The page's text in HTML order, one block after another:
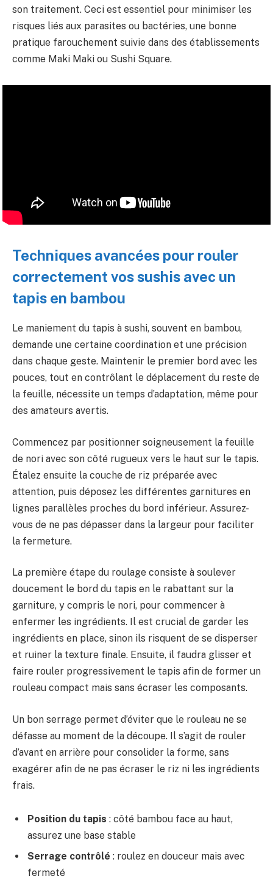
son traitement. Ceci est essentiel pour minimiser les
risques liés aux parasites ou bactéries, une bonne
pratique farouchement suivie dans des établissements
comme Maki Maki ou Sushi Square.
Techniques avancées pour rouler
correctement vos sushis avec un
tapis en bambou
Le maniement du tapis à sushi, souvent en bambou,
demande une certaine coordination et une précision
dans chaque geste. Maintenir le premier bord avec les
pouces, tout en contrôlant le déplacement du reste de
la feuille, nécessite un temps d’adaptation, même pour
des amateurs avertis.
Commencez par positionner soigneusement la feuille
de nori avec son côté rugueux vers le haut sur le tapis.
Étalez ensuite la couche de riz préparée avec
attention, puis déposez les différentes garnitures en
lignes parallèles proches du bord inférieur. Assurez-
vous de ne pas dépasser dans la largeur pour faciliter
la fermeture.
La première étape du roulage consiste à soulever
doucement le bord du tapis en le rabattant sur la
garniture, y compris le nori, pour commencer à
enfermer les ingrédients. Il est crucial de garder les
ingrédients en place, sinon ils risquent de se disperser
et ruiner la texture finale. Ensuite, il faudra glisser et
faire rouler progressivement le tapis afin de former un
rouleau compact mais sans écraser les composants.
Un bon serrage permet d’éviter que le rouleau ne se
défasse au moment de la découpe. Il s’agit de rouler
d’avant en arrière pour consolider la forme, sans
exagérer afin de ne pas écraser le riz ni les ingrédients
frais.
Position du tapis : côté bambou face au haut,
assurez une base stable
Serrage contrôlé : roulez en douceur mais avec
fermeté